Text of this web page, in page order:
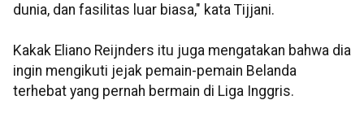
dunia, dan fasilitas luar biasa," kata Tijjani.
Kakak Eliano Reijnders itu juga mengatakan bahwa dia
ingin mengikuti jejak pemain-pemain Belanda
terhebat yang pernah bermain di Liga Inggris.